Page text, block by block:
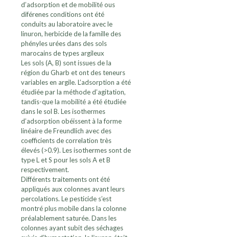
d’adsorption et de mobilité ous
diférenes conditions ont été
conduits au laboratoire avec le
linuron, herbicide de la famille des
phényles urées dans des sols
marocains de types argileux
Les sols (A, B) sont issues de la
région du Gharb et ont des teneurs
variables en argile. L’adsorption a été
étudiée par la méthode d’agitation,
tandis-que la mobilité a été étudiée
dans le sol B. Les isothermes
d’adsorption obéissent à la forme
linéaire de Freundlich avec des
coefficients de correlation très
élevés (>0.9). Les isothermes sont de
type L et S pour les sols A et B
respectivement.
Différents traitements ont été
appliqués aux colonnes avant leurs
percolations. Le pesticide s’est
montré plus mobile dans la colonne
préalablement saturée. Dans les
colonnes ayant subit des séchages